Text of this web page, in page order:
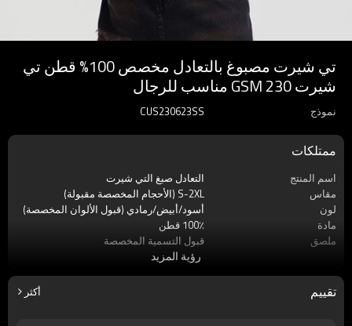
تي شيرت مصبوغ بالتعادل مخصص 100% قطن تي
شيرت 230 GSM مناسب للرجال
نموذج CUS230623SS
ممتلكات
اسم المنتج
التعادل صبغ التي شيرت
مقاس
S-2XL (الأحجام المخصصة مقبولة)
لون
أسود/أبيض/رمادي (قبول الألوان المخصصة)
مادة
100٪ قطن
ملصق
قبول التسمية المخصصة
اللمسات الظلام
موسم
صيف
كم
قماش
رؤية المزيد
تقييم أكثر